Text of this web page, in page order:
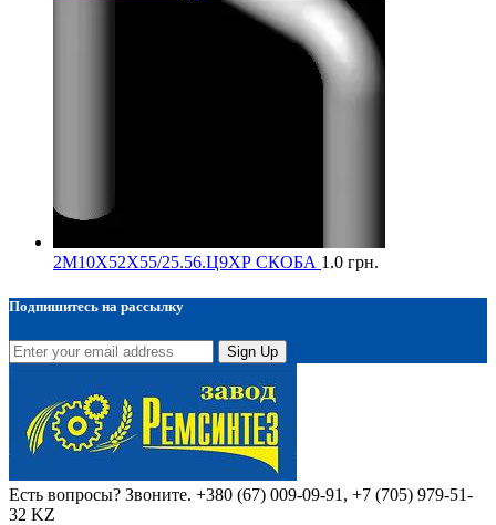
2М10Х52Х55/25.56.Ц9ХР СКОБА 1.0 грн.
Подпишитесь на рассылку
Sign Up
Есть вопросы? Звоните. +380 (67) 009-09-91, +7 (705) 979-51-
32 KZ